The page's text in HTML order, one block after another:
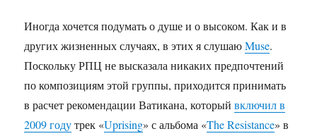
Иногда хочется подумать о душе и о высоком. Как и в
других жизненных случаях, в этих я слушаюMuse.
Поскольку РПЦ не высказала никаких предпочтений
по композициям этой группы, приходится принимать
в расчет рекомендации Ватикана, которыйвключил в
2009 годутрек «Uprising» с альбома «The Resistance» в